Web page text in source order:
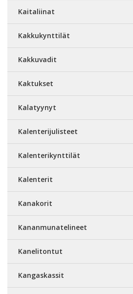
Kaitaliinat
Kakkukynttilät
Kakkuvadit
Kaktukset
Kalatyynyt
Kalenterijulisteet
Kalenterikynttilät
Kalenterit
Kanakorit
Kananmunatelineet
Kanelitontut
Kangaskassit